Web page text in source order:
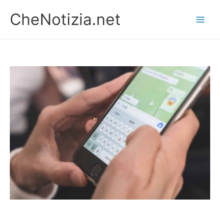
contenuto
CheNotizia.net